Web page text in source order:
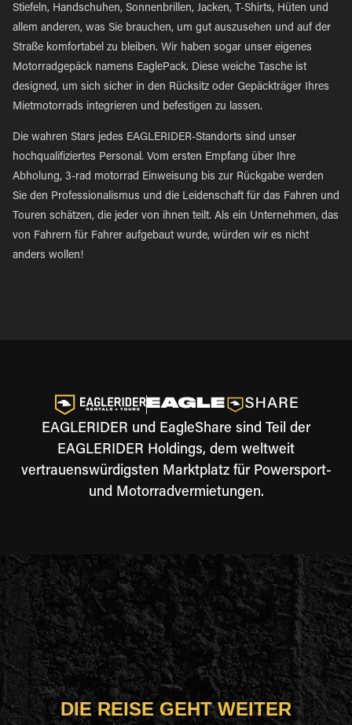
Stiefeln, Handschuhen, Sonnenbrillen, Jacken, T-Shirts, Hüten und
allem anderen, was Sie brauchen, um gut auszusehen und auf der
Straße komfortabel zu bleiben. Wir haben sogar unser eigenes
Motorradgepäck namens EaglePack. Diese weiche Tasche ist
designed, um sich sicher in den Rücksitz oder Gepäckträger Ihres
Mietmotorrads integrieren und befestigen zu lassen.
Die wahren Stars jedes EAGLERIDER-Standorts sind unser
hochqualifiziertes Personal. Vom ersten Empfang über Ihre
Abholung, 3-rad motorrad Einweisung bis zur Rückgabe werden
Sie den Professionalismus und die Leidenschaft für das Fahren und
Touren schätzen, die jeder von ihnen teilt. Als ein Unternehmen, das
von Fahrern für Fahrer aufgebaut wurde, würden wir es nicht
anders wollen!
EAGLERIDER und EagleShare sind Teil der
EAGLERIDER Holdings, dem weltweit
vertrauenswürdigsten Marktplatz für Powersport-
und Motorradvermietungen.
DIE REISE GEHT WEITER